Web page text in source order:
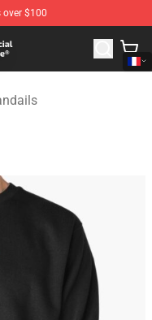
$100
Store